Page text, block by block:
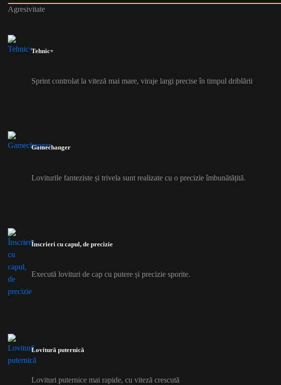
Agresivitate
Tehnic+
Sprint controlat la viteză mai mare, viraje largi precise în timpul driblării
Gamechanger
Loviturile fanteziste și trivela sunt realizate cu o precizie îmbunătățită.
Înscrieri cu capul, de precizie
Execută lovituri de cap cu putere și precizie sporite.
Lovitură puternică
Lovituri puternice mai rapide, cu viteză crescută